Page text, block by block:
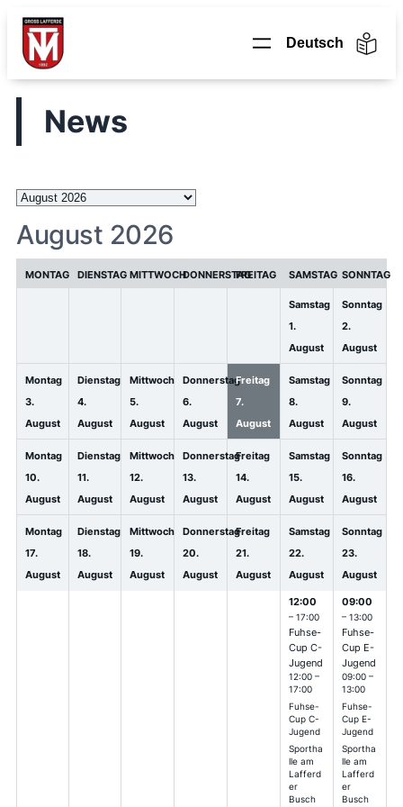
Zum
Inhalt
springen
News
Auswahl
Monats
August 2026
MONTAG DIENSTAG MITTWOCHDONNERSTAGFREITAG SAMSTAG SONNTAG
Samstag
1.
August
Sonntag
2.
August
Montag
3.
August
Dienstag
4.
August
Mittwoch
5.
August
Donnerstag
6.
August
Freitag
7.
August
Samstag
8.
August
Sonntag
9.
August
Montag
10.
August
Dienstag
11.
August
Mittwoch
12.
August
Donnerstag
13.
August
Freitag
14.
August
Samstag
15.
August
Sonntag
16.
August
Montag
17.
August
Dienstag
18.
August
Mittwoch
19.
August
Donnerstag
20.
August
Freitag
21.
August
Samstag
22.
August
12:00
– 17:00
Fuhse-
Cup C-
Jugend
12:00 –
17:00
Fuhse-
Cup C-
Jugend
Sportha
lle am
Lafferd
er
Busch
Sonntag
23.
August
09:00
– 13:00
Fuhse-
Cup E-
Jugend
09:00 –
13:00
Fuhse-
Cup E-
Jugend
Sportha
lle am
Lafferd
er
Busch